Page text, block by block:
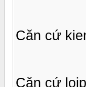
Căn cứ
Căn cứ